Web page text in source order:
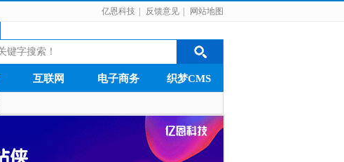
亿恩科技 反馈意见 网站地图
互联网 电子商务 织梦CMS